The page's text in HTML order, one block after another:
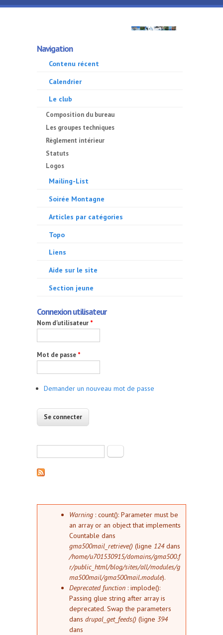
Aller au contenu principal
GMA
500
Navigation
Contenu récent
Calendrier
Le club
Composition du bureau
Les groupes techniques
Règlement intérieur
Statuts
Logos
Mailing-List
Soirée Montagne
Articles par catégories
Topo
Liens
Aide sur le site
Section jeune
Connexion utilisateur
Nom d'utilisateur *
Mot de passe *
Demander un nouveau mot de passe
Formulaire de rechercheRechercher
Message d'erreur
Warning : count(): Parameter must be
an array or an object that implements
Countable dans
gma500mail_retrieve() (ligne 124dans
/home/u701530915/domains/gma500.f
r/public_html/blog/sites/all/modules/g
ma500mail/gma500mail.module).
Deprecated function : implode():
Passing glue string after array is
deprecated. Swap the parameters
dans drupal_get_feeds() (ligne 394
dans